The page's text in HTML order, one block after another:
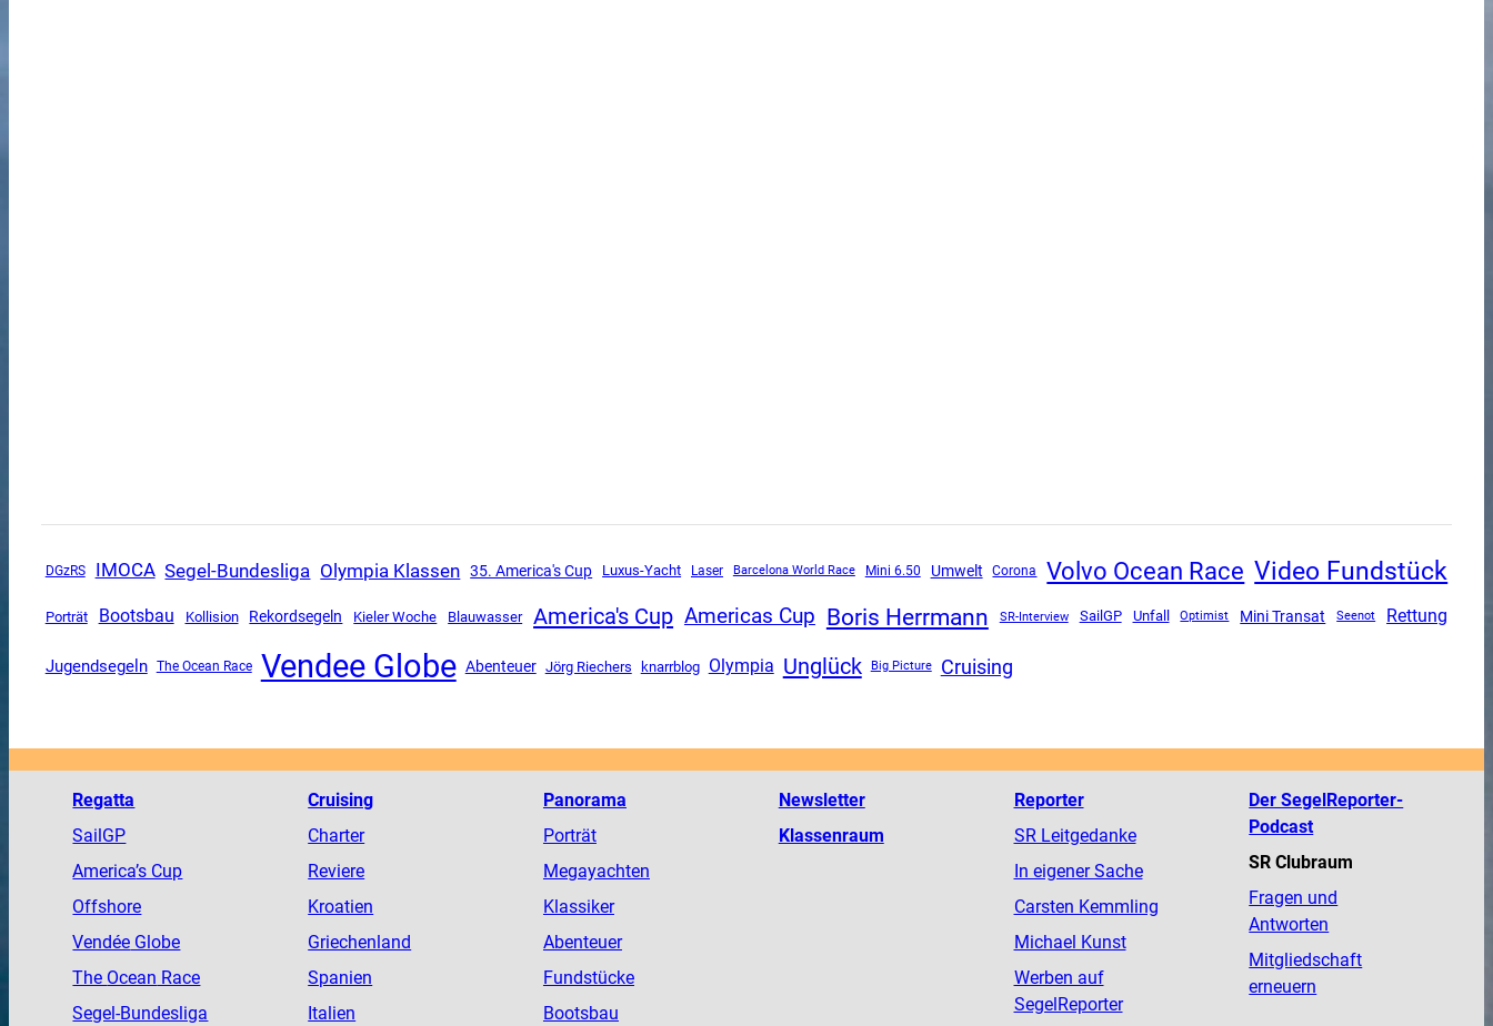
DGzRS IMOCA Segel-Bundesliga Olympia Klassen 35. America's Cup Luxus-Yacht Laser Barcelona World Race Mini 6.50 Umwelt Corona Volvo Ocean Race Video Fundstück
Porträt Bootsbau Kollision Rekordsegeln Kieler Woche Blauwasser America's Cup Americas Cup Boris Herrmann SR-Interview SailGP Unfall Optimist Mini Transat Seenot Rettung
Jugendsegeln The Ocean Race Vendee Globe Abenteuer Jörg Riechers knarrblog Olympia Unglück Big Picture Cruising
Regatta
SailGP
America’s Cup
Offshore
Vendée Globe
The Ocean Race
Segel-Bundesliga
Cruising
Charter
Reviere
Kroatien
Griechenland
Spanien
Italien
Panorama
Porträt
Megayachten
Klassiker
Abenteuer
Fundstücke
Bootsbau
Newsletter
Klassenraum
Reporter
SR Leitgedanke
In eigener Sache
Carsten Kemmling
Michael Kunst
Werben auf
SegelReporter
Der SegelReporter-
Podcast
SR Clubraum
Fragen und
Antworten
Mitgliedschaft
erneuern